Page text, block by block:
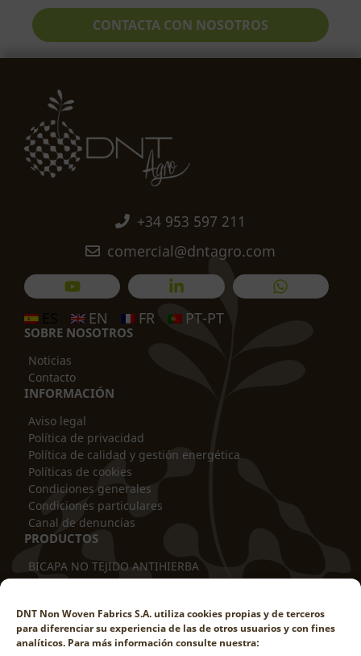
DNT Non Woven Fabrics S.A. utiliza cookies propias y de terceros
para diferenciar su experiencia de las de otros usuarios y con fines
analíticos. Para más información consulte nuestra:
CONTACTA CON NOSOTROS
+34 953 597 211
comercial@dntagro.com
EN FR PT-PT
SOBRE NOSOTROS
Noticias
Contacto
INFORMACIÓN
Aviso legal
Política de privacidad
Política de calidad y gestión energética
Políticas de cookies
Condiciones generales
Condiciones particulares
Canal de denuncias
PRODUCTOS
BICAPA NO TEJIDO ANTIHIERBA
ANTIVARETAS BICAPA
FUNDA TUBULAR
MANTA TÉRMICA
CUBRESUELOS ANTIHIERBA